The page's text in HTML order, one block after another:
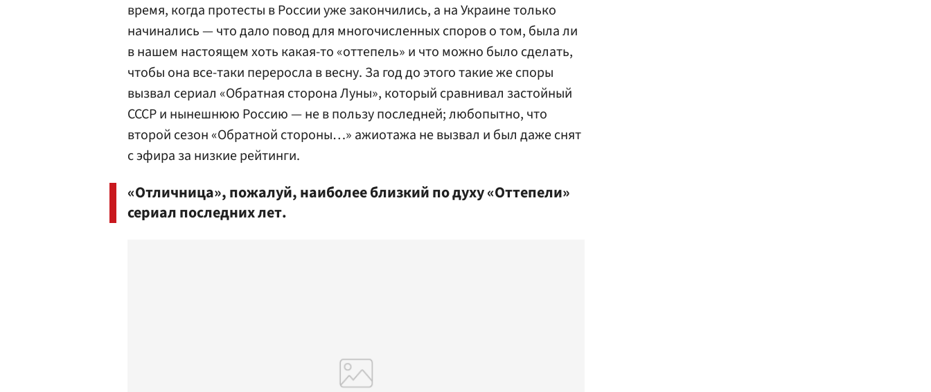
время, когда протесты в России уже закончились, а на Украине только
начинались — что дало повод для многочисленных споров о том, была ли
в нашем настоящем хоть какая-то «оттепель» и что можно было сделать,
чтобы она все-таки переросла в весну. За год до этого такие же споры
вызвал сериал «Обратная сторона Луны», который сравнивал застойный
СССР и нынешнюю Россию — не в пользу последней; любопытно, что
второй сезон «Обратной стороны…» ажиотажа не вызвал и был даже снят
с эфира за низкие рейтинги.
«Отличница», пожалуй, наиболее близкий по духу «Оттепели»
сериал последних лет.